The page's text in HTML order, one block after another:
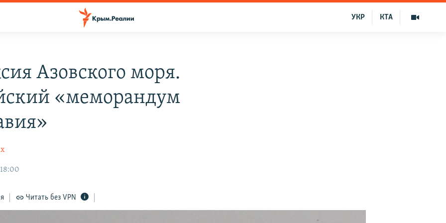
КТА
УКР
Азовского моря.
«меморандум
Читать без VPN